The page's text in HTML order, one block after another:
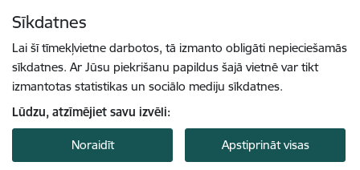
Sīkdatnes
Lai šī tīmekļvietne darbotos, tā izmanto obligāti nepieciešamās
sīkdatnes. Ar Jūsu piekrišanu papildus šajā vietnē var tikt
izmantotas statistikas un sociālo mediju sīkdatnes.
Lūdzu, atzīmējiet savu izvēli:
Noraidīt Apstiprināt visas